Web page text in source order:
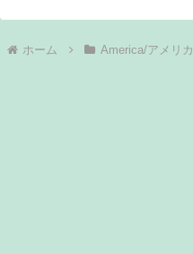
ホーム America/アメリカ